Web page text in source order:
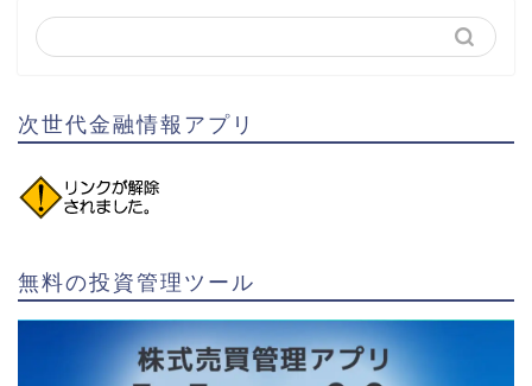
次世代金融情報アプリ
無料の投資管理ツール